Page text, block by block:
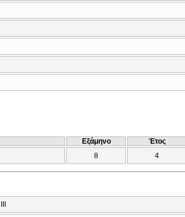
Εξάμηνο Έτος
8 4